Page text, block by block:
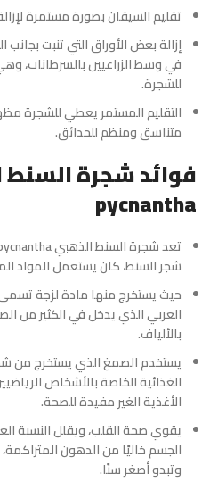
تقليم السيقان بصورة مستمرة
إزالة بعض الأوراق التي تنبت
في وسط الزراعيين
للشجرة.
التقليم المستمر يعطي للشجرة
متناسق ومنظم للحدائق.
pycnantha
شجر السنط، كان يستعمل المواد
حيث يستخرج منها مادة لزجة
العربي الذي يدخل في الكثير من
بالألياف.
يستخدم الصمغ الذي يستخرج من
الغذائية الخاصة بالأشخاص
الأغذية الغير مفيدة للصحة.
يقوي صحة القلب، ويقلل النسبة
الجسم خاليًا من الدهون
وتبدو أصغر سنًا.